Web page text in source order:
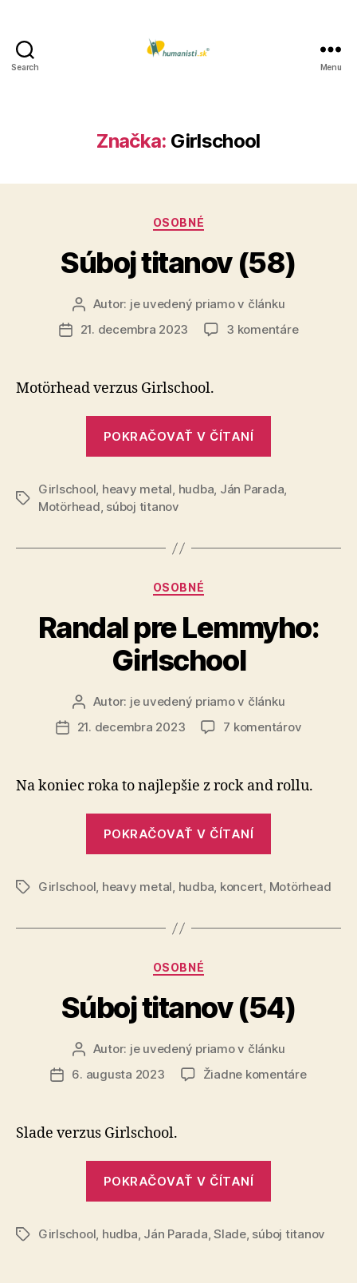
Search Menu
Značka: Girlschool
Kategórie
OSOBNÉ
Súboj titanov (58)
Autor
článku
Autor: je uvedený priamo v článku
Dátum
21. decembra 2023 3 komentárena
Motörhead verzus Girlschool.
POKRAČOVAŤ V ČÍTANÍ
Značky
Girlschool, heavy metal, hudba, Ján Parada,
Motörhead, súboj titanov
Kategórie
OSOBNÉ
Randal pre Lemmyho:
Girlschool
Autor
článku
Autor: je uvedený priamo v článku
Dátum
21. decembra 2023 7 komentárovna
Na koniec roka to najlepšie z rock and rollu.
POKRAČOVAŤ V ČÍTANÍ
Girlschool“
ZnačkyGirlschool, heavy metal, hudba, koncert, Motörhead
Kategórie
OSOBNÉ
Súboj titanov (54)
AutorAutor: je uvedený priamo v článku
Dátum
6. augusta 2023 Žiadne komentárena
Slade verzus Girlschool.
POKRAČOVAŤ V ČÍTANÍ
ZnačkyGirlschool, hudba, Ján Parada,Slade, súboj titanov